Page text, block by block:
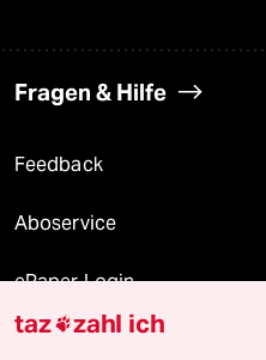
Fragen & Hilfe
Feedback
Aboservice
ePaper Login
Downloads für Abonnierende
taz zahl ich